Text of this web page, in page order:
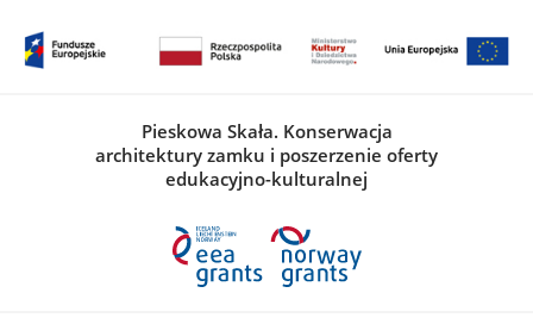
Pieskowa Skała. Konserwacja
architektury zamku i poszerzenie oferty
edukacyjno-kulturalnej